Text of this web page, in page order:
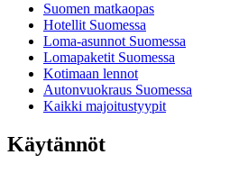
Suomen matkaopas
Hotellit Suomessa
Loma-asunnot Suomessa
Lomapaketit Suomessa
Kotimaan lennot
Autonvuokraus Suomessa
Kaikki majoitustyypit
Käytännöt